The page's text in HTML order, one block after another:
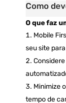
Como
O que faz
Mobile
seu site
Minimize
tempo de